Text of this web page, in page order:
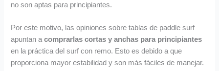
no son aptas para principiantes.
Por este motivo, las opiniones sobre tablas de paddle surf
apuntan a comprarlas cortas y anchas para principiantes
en la práctica del surf con remo. Esto es debido a que
proporciona mayor estabilidad y son más fáciles de manejar.